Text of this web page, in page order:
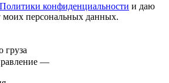
Политики конфиденциальности и даю
моих персональных данных.
груза
—